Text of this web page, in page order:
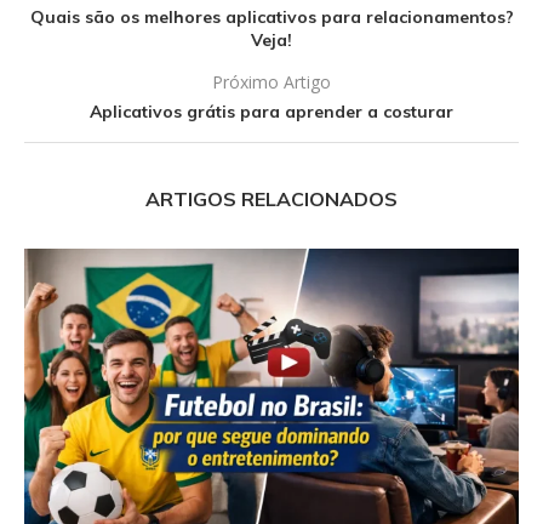
Quais são os melhores aplicativos para relacionamentos?
Veja!
Próximo Artigo
Aplicativos grátis para aprender a costurar
ARTIGOS RELACIONADOS